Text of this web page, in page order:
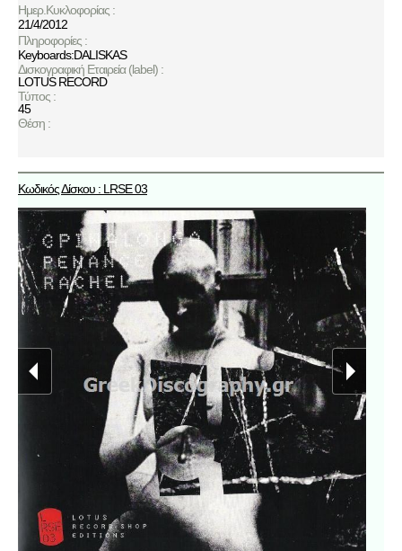
Ημερ.Κυκλοφορίας :
21/4/2012
Πληροφορίες :
Keyboards:DALISKAS
Δισκογραφική Εταιρεία (label) :
LOTUS RECORD
Τύπος :
45
Θέση :
Κωδικός Δίσκου : LRSE 03